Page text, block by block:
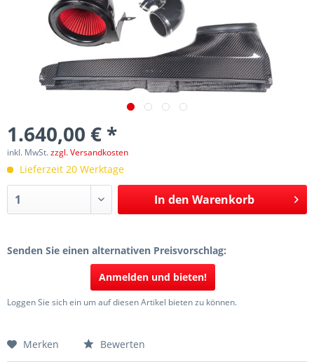
1.640,00 € *
inkl. MwSt.zzgl. Versandkosten
Lieferzeit 20 Werktage
In den Warenkorb
Senden Sie einen alternativen Preisvorschlag:
Anmelden und bieten!
Loggen Sie sich ein um auf diesen Artikel bieten zu können.
Merken Bewerten